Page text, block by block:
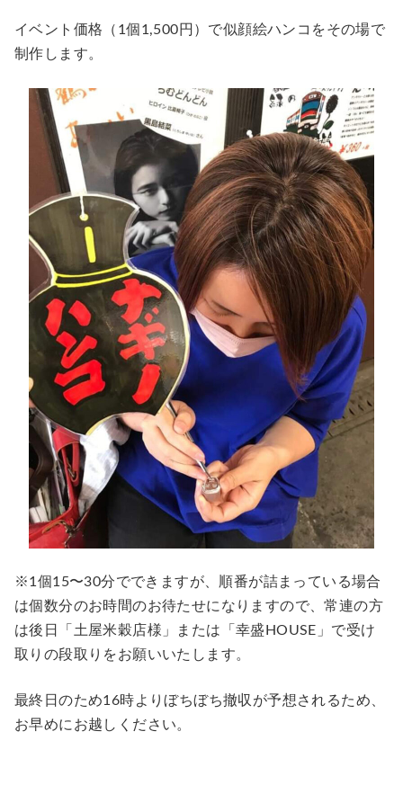
イベント価格（1個1,500円）で似顔絵ハンコをその場で
制作します。
※1個15〜30分でできますが、順番が詰まっている場合
は個数分のお時間のお待たせになりますので、常連の方
は後日「土屋米穀店様」または「幸盛HOUSE」で受け
取りの段取りをお願いいたします。
最終日のため16時よりぼちぼち撤収が予想されるため、
お早めにお越しください。